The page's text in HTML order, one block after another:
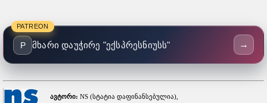
PATREON
P მხარი დაუჭირე "ექსპრესნიუსს" →
ავტორი: NS (სტატია დაფინანსებულია),